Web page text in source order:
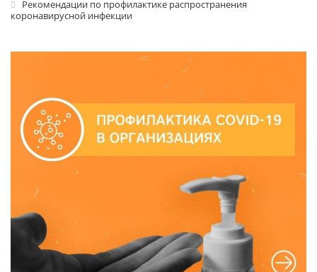
Рекомендации по профилактике распространения
коронавирусной инфекции